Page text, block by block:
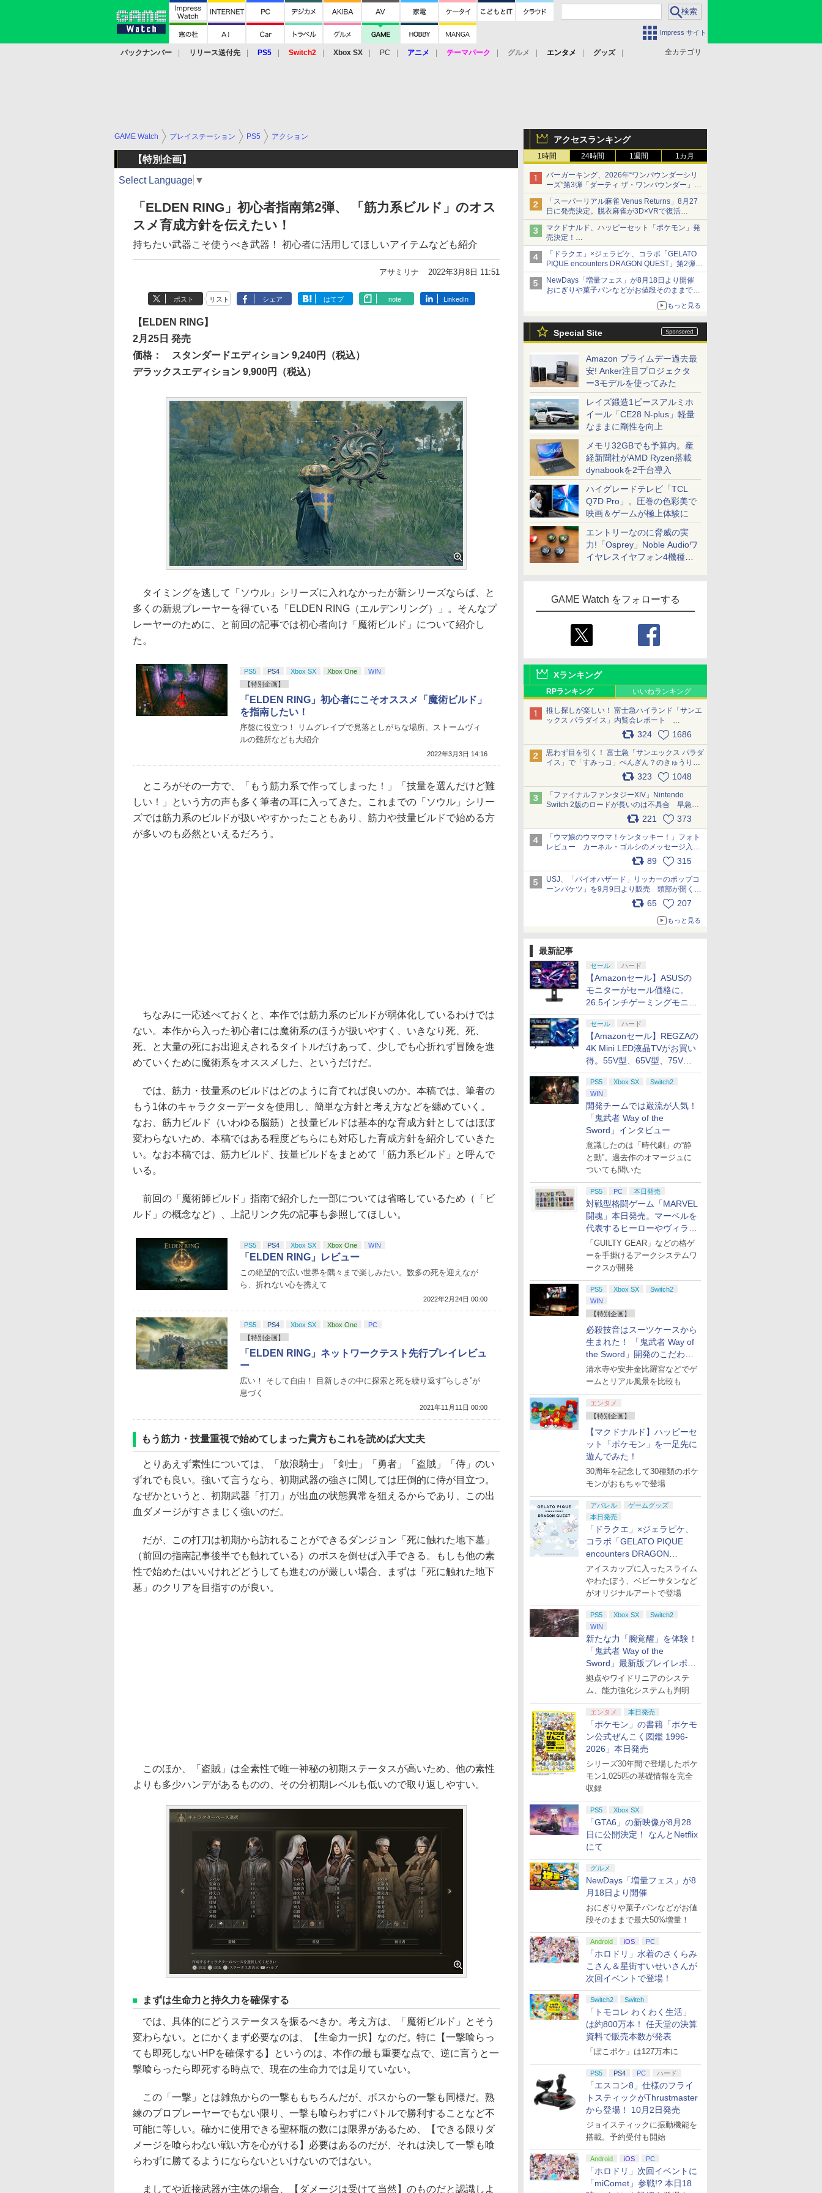
Impress サイト
全カテゴリ
バックナンバー リリース送付先 PS5 Switch2 Xbox SX PC アニメ テーマパーク グルメ エンタメ
グッズ
アクセスランキング
1時間 24時間 1週間 1カ月
バーガーキング、2026年“ワンパウンダーシリ
ーズ”第3弾「ダーティ ザ・ワンパウンダー」を
8月7日発売
「特製ガーリックマヨソース」を使用した超大
型チーズバーガー
「スーパーリアル麻雀 Venus Returns」8月27
日に発売決定。脱衣麻雀が3D×VRで復活
発売から2週間は20%オフになるセールが実施
マクドナルド、ハッピーセット「ポケモン」発
売決定！
ポケモン30周年記念で30匹が大集合
「ドラクエ」×ジェラピケ、コラボ「GELATO
PIQUE encounters DRAGON QUEST」第2弾が
本日発売
アイスカップに入ったスライムやわたぼう、ベ
ビーサタンなどがオリジナルアートで登場
NewDays「増量フェス」が8月18日より開催
おにぎりや菓子パンなどがお値段そのままで最
もっと見る
Special Site
Amazon プライムデー過去最
安! Anker注目プロジェクタ
ー3モデルを使ってみた
レイズ鍛造1ピースアルミホ
イール「CE28 N-plus」軽量
なままに剛性を向上
メモリ32GBでも予算内。産
経新聞社がAMD Ryzen搭載
dynabookを2千台導入
ハイグレードテレビ「TCL
Q7D Pro」。圧巻の色彩美で
映画＆ゲームが極上体験に
エントリーなのに脅威の実
力!「Osprey」Noble Audioワ
イヤレスイヤフォン4機種を
GAME Watch をフォローする
Xランキング
RPランキング いいねランキング
推し探しが楽しい！ 富士急ハイランド「サンエ
ックス パラダイス」内覧会レポート
324 1686
思わず目を引く！ 富士急「サンエックス パラダ
イス」で「すみっコ」ぺんぎん？のきゅうりド
ッグを食べてみた イラストそのままのメニュ
ー化に挑戦。これが意外にもおいしい
pic.x.com/Kgl04hZaeg
323 1048
「ファイナルファンタジーXIV」Nintendo
Switch 2版のロードが長いのは不具合 早急に
アップデートできるよう対応中221 373
「ウマ娘のウマウマ！ケンタッキー！」フォト
レビュー カーネル・ゴルシのメッセージ入り
パッケージや描き下ろしトレカなどが登場
89 315
USJ、「バイオハザード」リッカーのポップコ
ーンバケツ」を9月9日より販売 頭部が開く仕
組み。味は恐怖を堪のう「味噌フレーバー」
65 207
もっと見る
最新記事
セール ハード
【Amazonセール】ASUSの
モニターがセール価格に。
26.5インチゲーミングモニタ
ー「ROG Strix OLED
XG27ACDMS」限定モデルも
お買い得
セール ハード
【Amazonセール】REGZAの
4K Mini LED液晶TVがお買い
得。55V型、65V型、75V型
の2026年モデルがラインナ
ップ
PS5 Xbox SX
Switch2
WIN
開発チームでは巌流が人気！
「鬼武者 Way of the
Sword」インタビュー
意識したのは「時代劇」の“静
と動”。過去作のオマージュに
ついても聞いた
PS5 PC 本日発売
対戦型格闘ゲーム「MARVEL
闘魂」本日発売。マーベルを
代表するヒーローやヴィラン
たちが登場
「GUILTY GEAR」などの格ゲ
ーを手掛けるアークシステムワ
ークスが開発
PS5 Xbox SX
Switch2
WIN
【特別企画】
必殺技音はスーツケースから
生まれた！ 「鬼武者 Way of
the Sword」開発のこだわり
を目撃！
清水寺や安井金比羅宮などでゲ
ームとリアル風景を比較も
エンタメ
【特別企画】
【マクドナルド】ハッピーセ
ット「ポケモン」を一足先に
遊んでみた！
30周年を記念して30種類のポケ
モンがおもちゃで登場
アパレル
ゲームグッズ
本日発売
「ドラクエ」×ジェラピケ、
コラボ「GELATO PIQUE
encounters DRAGON
QUEST」第2弾が本日発売
アイスカップに入ったスライム
やわたぼう、ベビーサタンなど
がオリジナルアートで登場
PS5 Xbox SX
Switch2
WIN
新たな力「腕覚醒」を体験！
「鬼武者 Way of the
Sword」最新版プレイレポー
ト
拠点やワイドリニアのシステ
ム、能力強化システムも判明
エンタメ 本日発売
「ポケモン」の書籍「ポケモ
ン公式ぜんこく図鑑 1996-
2026」本日発売
シリーズ30年間で登場したポケ
モン1,025匹の基礎情報を完全
収録
PS5 Xbox SX
「GTA6」の新映像が8月28
日に公開決定！ なんとNetflix
にて
グルメ
NewDays「増量フェス」が8
月18日より開催
おにぎりや菓子パンなどがお値
段そのままで最大50%増量！
Android iOS PC
「ホロドリ」水着のさくらみ
こさん＆星街すいせいさんが
次回イベントで登場！
Switch2 Switch
「トモコレ わくわく生活」
は約800万本！ 任天堂の決算
資料で販売本数が発表
「ぽこポケ」は127万本に
PS5 PS4 PC ハード
「エスコン8」仕様のフライ
トスティックがThrustmaster
から登場！ 10月2日発売
ジョイスティックに振動機能を
搭載。予約受付も開始
Android iOS PC
「ホロドリ」次回イベントに
「miComet」参戦!? 本日18
GAME Watch プレイステーション PS5 アクション
【特別企画】
Select Language ▼
「ELDEN RING」初心者指南第2弾、 「筋力系ビルド」のオス
スメ育成方針を伝えたい！
持ちたい武器こそ使うべき武器！ 初心者に活用してほしいアイテムなども紹介
アサミリナ 2022年3月8日 11:51
ポスト リスト シェア はてブ note LinkedIn
【ELDEN RING】
2月25日 発売
価格：
スタンダードエディション 9,240円（税込）
デラックスエディション 9,900円（税込）
タイミングを逃して「ソウル」シリーズに入れなかったが新シリーズならば、と
多くの新規プレーヤーを得ている「ELDEN RING（エルデンリング）」。そんなプ
レーヤーのために、と前回の記事では初心者向け「魔術ビルド」について紹介し
た。
PS5 PS4 Xbox SX Xbox One
WIN
【特別企画】
「ELDEN RING」初心者にこそオススメ「魔術ビルド」
を指南したい！
序盤に役立つ！ リムグレイブで見落としがちな場所、ストームヴィ
ルの難所なども大紹介
2022年3月3日 14:16
ところがその一方で、「もう筋力系で作ってしまった！」「技量を選んだけど難
しい！」という方の声も多く筆者の耳に入ってきた。これまでの「ソウル」シリー
ズでは筋力系のビルドが扱いやすかったこともあり、筋力や技量ビルドで始める方
が多いのも必然といえるだろう。
ちなみに一応述べておくと、本作では筋力系のビルドが弱体化しているわけでは
ない。本作から入った初心者には魔術系のほうが扱いやすく、いきなり死、死、
死、と大量の死にお出迎えされるタイトルだけあって、少しでも心折れず冒険を進
めていくために魔術系をオススメした、というだけだ。
では、筋力・技量系のビルドはどのように育てれば良いのか。本稿では、筆者の
もう1体のキャラクターデータを使用し、簡単な方針と考え方などを纏めていく。
なお、筋力ビルド（いわゆる脳筋）と技量ビルドは基本的な育成方針としてはほぼ
変わらないため、本稿ではある程度どちらにも対応した育成方針を紹介していきた
い。なお本稿では、筋力ビルド、技量ビルドをまとめて「筋力系ビルド」と呼んで
いる。
前回の「魔術師ビルド」指南で紹介した一部については省略しているため（「ビ
ルド」の概念など）、上記リンク先の記事も参照してほしい。
PS5 PS4 Xbox SX Xbox One WIN
「ELDEN RING」レビュー
この絶望的で広い世界を隅々まで楽しみたい。数多の死を迎えなが
ら、折れない心を携えて
2022年2月24日 00:00
PS5 PS4 Xbox SX Xbox One
PC
【特別企画】
「ELDEN RING」ネットワークテスト先行プレイレビュ
ー
広い！ そして自由！ 目新しさの中に探索と死を繰り返す“らしさ”が
息づく
2021年11月11日 00:00
もう筋力・技量重視で始めてしまった貴方もこれを読めば大丈夫
とりあえず素性については、「放浪騎士」「剣士」「勇者」「盗賊」「侍」のい
ずれでも良い。強いて言うなら、初期武器の強さに関しては圧倒的に侍が目立つ。
なぜかというと、初期武器「打刀」が出血の状態異常を狙えるからであり、この出
血ダメージがすさまじく強いのだ。
だが、この打刀は初期から訪れることができるダンジョン「死に触れた地下墓」
（前回の指南記事後半でも触れている）のボスを倒せば入手できる。もしも他の素
性で始めたはいいけれどどうしても進むのが厳しい場合、まずは「死に触れた地下
墓」のクリアを目指すのが良い。
このほか、「盗賊」は全素性で唯一神秘の初期ステータスが高いため、他の素性
よりも多少ハンデがあるものの、その分初期レベルも低いので取り返しやすい。
まずは生命力と持久力を確保する
では、具体的にどうステータスを振るべきか。考え方は、「魔術ビルド」とそう
変わらない。とにかくまず必要なのは、【生命力一択】なのだ。特に【一撃喰らっ
ても即死しないHPを確保する】というのは、本作の最も重要な点で、逆に言うと一
撃喰らったら即死する時点で、現在の生命力では足りていない。
この「一撃」とは雑魚からの一撃ももちろんだが、ボスからの一撃も同様だ。熟
練のプロプレーヤーでもない限り、一撃も喰らわずにバトルで勝利することなど不
可能に等しい。確かに使用できる聖杯瓶の数には限界があるため、【できる限りダ
メージを喰らわない戦い方を心がける】必要はあるのだが、それは決して一撃も喰
らわずに勝てるようにならないといけないのではない。
ましてや近接武器が主体の場合、【ダメージは受けて当然】のものだと認識しよ